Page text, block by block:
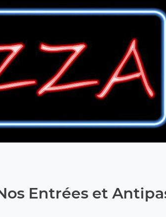
Entrées et